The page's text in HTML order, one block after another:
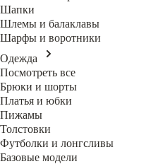
Шапки
Шлемы и балаклавы
Шарфы и воротники
Одежда
Посмотреть все
Брюки и шорты
Платья и юбки
Пижамы
Толстовки
Футболки и лонгсливы
Базовые модели